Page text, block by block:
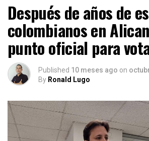
Después de años de
colombianos en
punto oficial para
Published 10 meses ago on
By Ronald Lugo